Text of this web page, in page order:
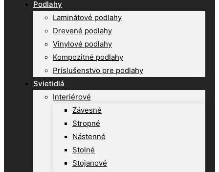
Podlahy
Laminátové podlahy
Drevené podlahy
Vinylové podlahy
Kompozitné podlahy
Príslušenstvo pre podlahy
Svietidlá
Interiérové
Závesné
Stropné
Nástenné
Stolné
Stojanové